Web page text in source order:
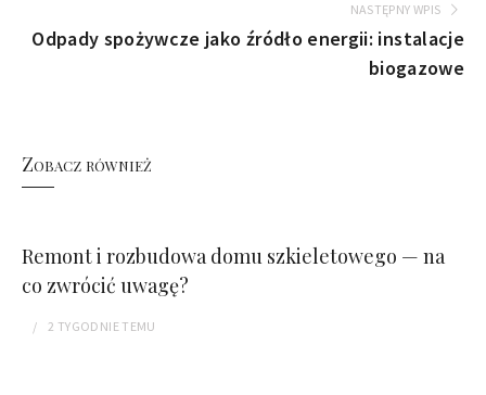
NASTĘPNY WPIS
Odpady spożywcze jako źródło energii: instalacje
biogazowe
Zobacz również
Remont i rozbudowa domu szkieletowego — na
co zwrócić uwagę?
2 TYGODNIETEMU